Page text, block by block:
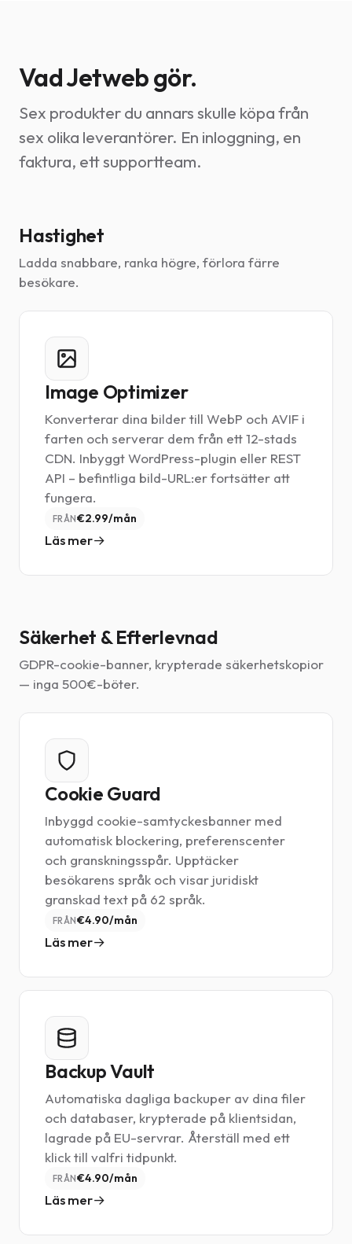
Vad Jetweb gör.
Sex produkter du annars skulle köpa från
sex olika leverantörer. En inloggning, en
faktura, ett supportteam.
Hastighet
Ladda snabbare, ranka högre, förlora färre
besökare.
Image Optimizer
Konverterar dina bilder till WebP och AVIF i
farten och serverar dem från ett 12-stads
CDN. Inbyggt WordPress-plugin eller REST
API – befintliga bild-URL:er fortsätter att
fungera.
FRÅN€2.99/mån
Läs mer
Säkerhet & Efterlevnad
GDPR-cookie-banner, krypterade säkerhetskopior
— inga 500€-böter.
Cookie Guard
Inbyggd cookie-samtyckesbanner med
automatisk blockering, preferenscenter
och granskningsspår. Upptäcker
besökarens språk och visar juridiskt
granskad text på 62 språk.
FRÅN€4.90/mån
Läs mer
Backup Vault
Automatiska dagliga backuper av dina filer
och databaser, krypterade på klientsidan,
lagrade på EU-servrar. Återställ med ett
klick till valfri tidpunkt.
FRÅN€4.90/mån
Läs mer